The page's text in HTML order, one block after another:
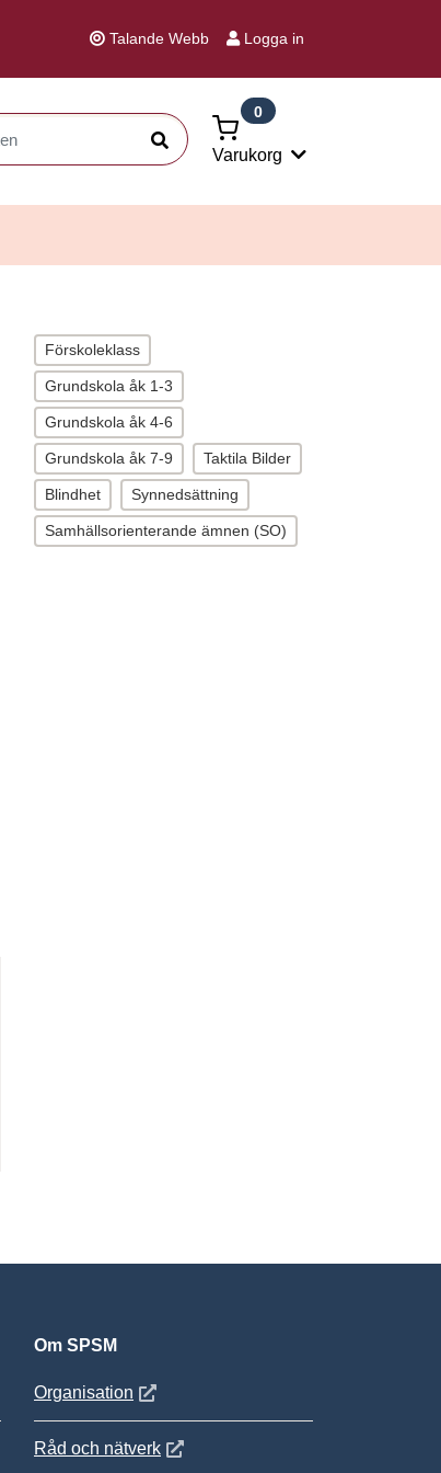
Talande Webb Logga in
Sök
Varukorg
0
Förskoleklass
Grundskola åk 1-3
Grundskola åk 4-6
Grundskola åk 7-9 Taktila Bilder
Blindhet Synnedsättning
Samhällsorienterande ämnen (SO)
Om SPSM
Organisation Öppnas i nytt fönster
Råd och nätverkÖppnas i nytt fönster